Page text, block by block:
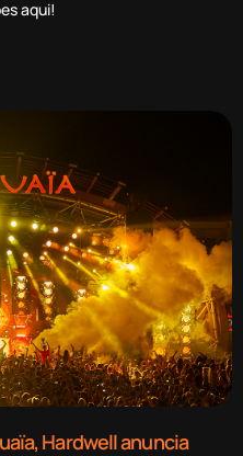
aqui!
Hardwell anuncia